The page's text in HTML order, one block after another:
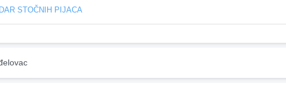
STOČNIH PIJACA